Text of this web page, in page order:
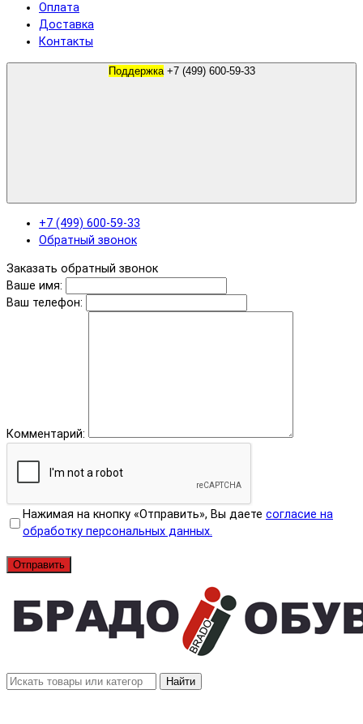
Оплата
Доставка
Контакты
Поддержка +7 (499) 600-59-33
+7 (499) 600-59-33
Обратный звонок
Заказать обратный звонок
Ваше имя:
Ваш телефон:
Комментарий:
Нажимая на кнопку «Отправить», Вы даете согласие на
обработку персональных данных.
Отправить
Найти